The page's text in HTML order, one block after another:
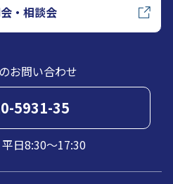
・相談会
お問い合わせ
5931-35
日8:30～17:30